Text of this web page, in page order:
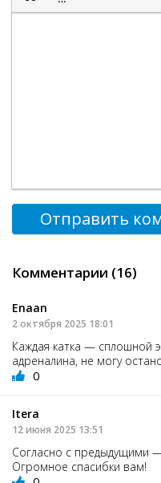
Вставка цитаты
Вставка спойлера
Отправить
Комментарии (16)
Enaan
2 октября 2025 18:01
Каждая катка — сплошной
адреналина, не могу
0
Itera
12 июня 2025 13:51
Согласно с предыдущими
Огромное спасибки вам!